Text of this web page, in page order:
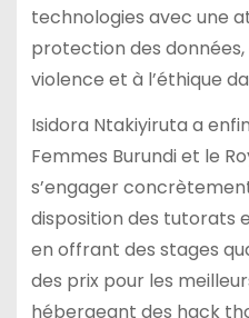
technologies avec une
protection des
violence et à l’éthique
Isidora Ntakiyiruta a
Femmes Burundi et le
s’engager
disposition des tutorats
en offrant des stages
des prix pour les
hébergeant des hack